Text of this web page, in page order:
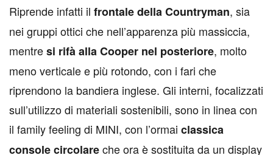
Riprende infatti il frontale della Countryman, sia
nei gruppi ottici che nell’apparenza più massiccia,
mentresi rifà alla Cooper nel posteriore, molto
meno verticale e più rotondo, con i fari che
riprendono la bandiera inglese. Gli interni, focalizzati
sull’utilizzo di materiali sostenibili, sono in linea con
il family feeling di MINI, con l’ormai classica
console circolareche ora è sostituita da un display